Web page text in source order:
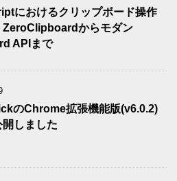
におけるクリップボード操作
ZeroClipboardからモダン
APIまで
のChrome拡張機能版(v6.0.2)
開しました